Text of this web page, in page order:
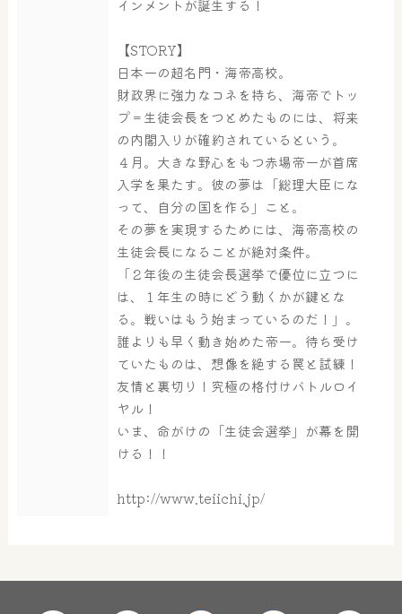
奈良わんぱくランド
はしゃきっズ
ボディケア
その他施設 ご宿泊
インメントが誕生する！
【STORY】
日本一の超名門・海帝高校。
財政界に強力なコネを持ち、海帝でトッ
プ＝生徒会長をつとめたものには、将来
の内閣入りが確約されているという。
４月。大きな野心をもつ赤場帝一が首席
入学を果たす。彼の夢は「総理大臣にな
って、自分の国を作る」こと。
その夢を実現するためには、海帝高校の
生徒会長になることが絶対条件。
「２年後の生徒会長選挙で優位に立つに
は、１年生の時にどう動くかが鍵とな
る。戦いはもう始まっているのだ！」。
誰よりも早く動き始めた帝一。待ち受け
ていたものは、想像を絶する罠と試練！
友情と裏切り！究極の格付けバトルロイ
ヤル！
いま、命がけの「生徒会選挙」が幕を開
ける！！
http://www.teiichi.jp/